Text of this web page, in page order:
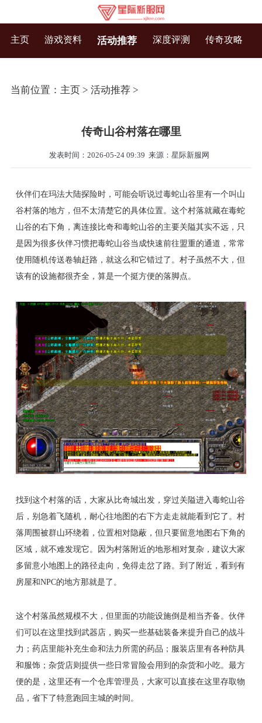
主页 游戏资料 活动推荐 深度评测 传奇攻略
当前位置： 主页> 活动推荐>
传奇山谷村落在哪里
发表时间：2026-05-24 09:39 来源：星际新服网
伙伴们在玛法大陆探险时，可能会听说过毒蛇山谷里有一个叫山
谷村落的地方，但不太清楚它的具体位置。这个村落就藏在毒蛇
山谷的右下角，离连接比奇和毒蛇山谷的主要关隘其实不远，只
是因为很多伙伴习惯把毒蛇山谷当成快速前往盟重的通道，常常
使用随机传送卷轴赶路，就这么和它错过了。村子虽然不大，但
该有的设施都很齐全，算是一个挺方便的落脚点。
找到这个村落的话，大家从比奇城出发，穿过关隘进入毒蛇山谷
后，别急着飞随机，耐心往地图的右下方走走就能看到它了。村
落周围被群山环绕着，位置相对隐蔽，但只要留意地图右下角的
区域，就不难发现它。因为村落附近的地形相对复杂，建议大家
多留意小地图上的路径走向，免得走岔了路。到了附近，看到有
房屋和NPC的地方那就是了。
这个村落虽然规模不大，但里面的功能设施倒是相当齐备。伙伴
们可以在这里找到武器店，购买一些基础装备来提升自己的战斗
力；药店里能补充生命和法力所需的药品；服装店里有各种防具
和服饰；杂货店则提供一些日常冒险会用到的杂货和小吃。最方
便的是，这里还有一个仓库管理员，大家可以直接在这里存取物
品，省下了特意跑回主城的时间。